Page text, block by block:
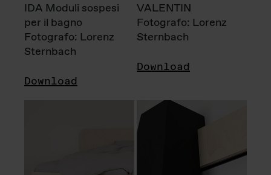
IDA Moduli sospesi
per il bagno
Fotografo: Lorenz
Sternbach
Download
VALENTIN
Fotografo: Lorenz
Sternbach
Download